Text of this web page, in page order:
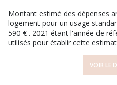
Montant estimé des dépenses
logement pour un usage
590 € . 2021 étant l'année de
utilisés pour établir cette
VOIR LE